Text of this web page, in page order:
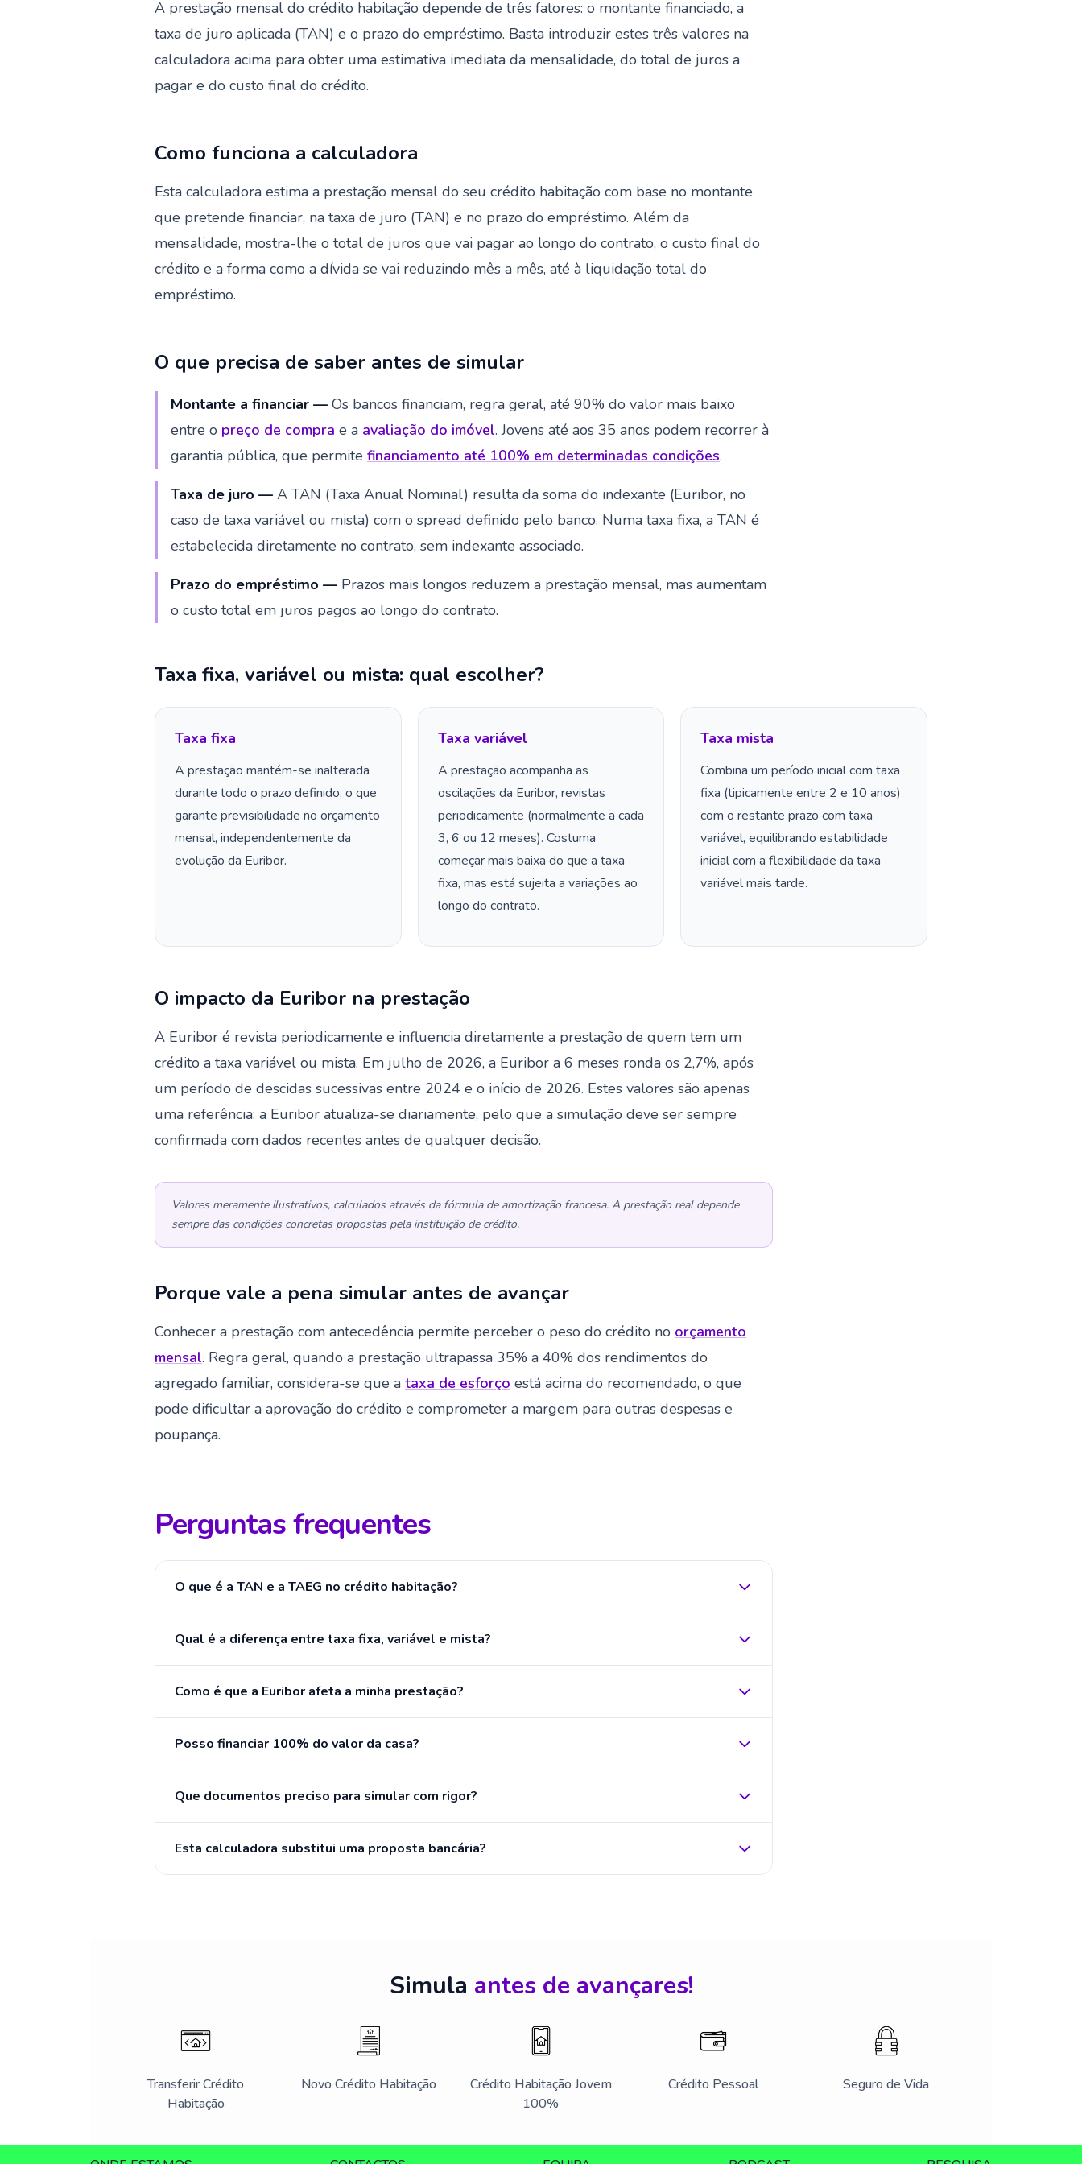
A prestação mensal do crédito habitação depende de três fatores: o montante financiado, a
taxa de juro aplicada (TAN) e o prazo do empréstimo. Basta introduzir estes três valores na
calculadora acima para obter uma estimativa imediata da mensalidade, do total de juros a
pagar e do custo final do crédito.
Como funciona a calculadora
Esta calculadora estima a prestação mensal do seu crédito habitação com base no montante
que pretende financiar, na taxa de juro (TAN) e no prazo do empréstimo. Além da
mensalidade, mostra-lhe o total de juros que vai pagar ao longo do contrato, o custo final do
crédito e a forma como a dívida se vai reduzindo mês a mês, até à liquidação total do
empréstimo.
O que precisa de saber antes de simular
Montante a financiar — Os bancos financiam, regra geral, até 90% do valor mais baixo
entre o preço de compra e a avaliação do imóvel. Jovens até aos 35 anos podem recorrer à
garantia pública, que permite financiamento até 100% em determinadas condições.
Taxa de juro — A TAN (Taxa Anual Nominal) resulta da soma do indexante (Euribor, no
caso de taxa variável ou mista) com o spread definido pelo banco. Numa taxa fixa, a TAN é
estabelecida diretamente no contrato, sem indexante associado.
Prazo do empréstimo — Prazos mais longos reduzem a prestação mensal, mas aumentam
o custo total em juros pagos ao longo do contrato.
Taxa fixa, variável ou mista: qual escolher?
Taxa fixa
A prestação mantém-se inalterada
durante todo o prazo definido, o que
garante previsibilidade no orçamento
mensal, independentemente da
evolução da Euribor.
Taxa variável
A prestação acompanha as
oscilações da Euribor, revistas
periodicamente (normalmente a cada
3, 6 ou 12 meses). Costuma
começar mais baixa do que a taxa
fixa, mas está sujeita a variações ao
longo do contrato.
Taxa mista
Combina um período inicial com taxa
fixa (tipicamente entre 2 e 10 anos)
com o restante prazo com taxa
variável, equilibrando estabilidade
inicial com a flexibilidade da taxa
variável mais tarde.
O impacto da Euribor na prestação
A Euribor é revista periodicamente e influencia diretamente a prestação de quem tem um
crédito a taxa variável ou mista. Em julho de 2026, a Euribor a 6 meses ronda os 2,7%, após
um período de descidas sucessivas entre 2024 e o início de 2026. Estes valores são apenas
uma referência: a Euribor atualiza-se diariamente, pelo que a simulação deve ser sempre
confirmada com dados recentes antes de qualquer decisão.
Valores meramente ilustrativos, calculados através da fórmula de amortização francesa. A prestação real depende
sempre das condições concretas propostas pela instituição de crédito.
Porque vale a pena simular antes de avançar
Conhecer a prestação com antecedência permite perceber o peso do crédito no orçamento
mensal. Regra geral, quando a prestação ultrapassa 35% a 40% dos rendimentos do
agregado familiar, considera-se que a taxa de esforço está acima do recomendado, o que
pode dificultar a aprovação do crédito e comprometer a margem para outras despesas e
poupança.
Perguntas frequentes
O que é a TAN e a TAEG no crédito habitação?
Qual é a diferença entre taxa fixa, variável e mista?
Como é que a Euribor afeta a minha prestação?
Posso financiar 100% do valor da casa?
Que documentos preciso para simular com rigor?
Esta calculadora substitui uma proposta bancária?
Simula antes de avançares!
Transferir Crédito
Habitação
Novo Crédito Habitação
Crédito Habitação Jovem
100%
Crédito Pessoal Seguro de Vida